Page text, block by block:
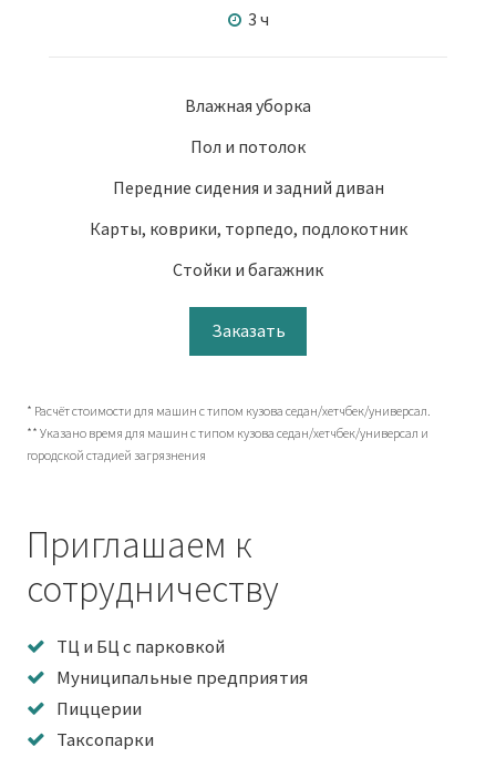
3 ч
Влажная уборка
Пол и потолок
Передние сидения и задний диван
Карты, коврики, торпедо, подлокотник
Стойки и багажник
Заказать
* Расчёт стоимости для машин с типом кузова седан/хетчбек/универсал.
** Указано время для машин с типом кузова седан/хетчбек/универсал и
городской стадией загрязнения
Приглашаем к
сотрудничеству
ТЦ и БЦ с парковкой
Муниципальные предприятия
Пиццерии
Таксопарки